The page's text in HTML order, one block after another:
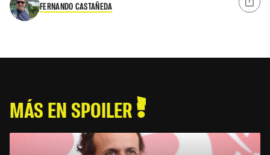
FERNANDO CASTAÑEDA
MÁS EN SPOILER